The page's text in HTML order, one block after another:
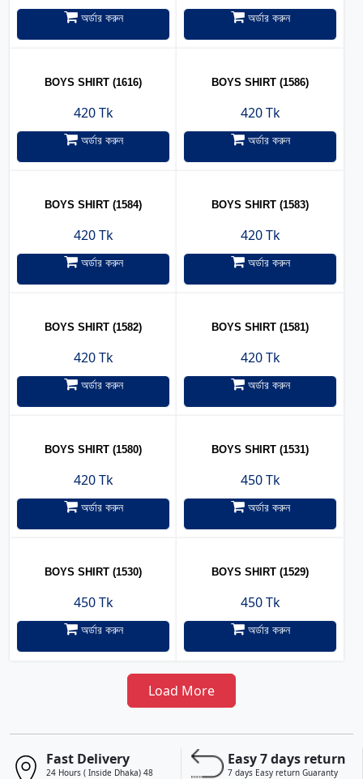
অর্ডার করুন অর্ডার করুন
BOYS SHIRT (1616)
420 Tk
অর্ডার করুন
BOYS SHIRT (1586)
420 Tk
অর্ডার করুন
BOYS SHIRT (1584)
420 Tk
অর্ডার করুন
BOYS SHIRT (1583)
420 Tk
অর্ডার করুন
BOYS SHIRT (1582)
420 Tk
অর্ডার করুন
BOYS SHIRT (1581)
420 Tk
অর্ডার করুন
BOYS SHIRT (1580)
420 Tk
অর্ডার করুন
BOYS SHIRT (1531)
450 Tk
অর্ডার করুন
BOYS SHIRT (1530)
450 Tk
অর্ডার করুন
BOYS SHIRT (1529)
450 Tk
অর্ডার করুন
Load More
Fast Delivery
24 Hours ( Inside Dhaka) 48
Easy 7 days return
7 days Easy return Guaranty